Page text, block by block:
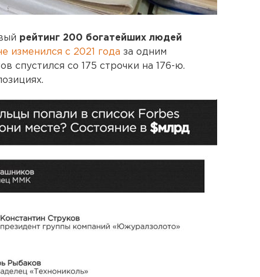
рейтинг 200 богатейших людей
изменился с 2021 года за одним
спустился со 175 строчки на 176-ю.